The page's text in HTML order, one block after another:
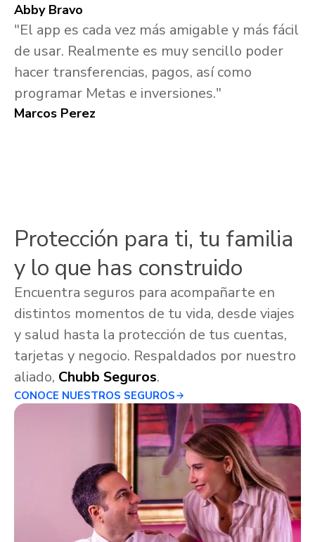
Abby Bravo
"El app es cada vez más amigable y más fácil
de usar. Realmente es muy sencillo poder
hacer transferencias, pagos, así como
programar Metas e inversiones."
Marcos Perez
Protección para ti, tu familia
y lo que has construido
Encuentra seguros para acompañarte en
distintos momentos de tu vida, desde viajes
y salud hasta la protección de tus cuentas,
tarjetas y negocio. Respaldados por nuestro
aliado, Chubb Seguros.
CONOCE NUESTROS SEGUROS